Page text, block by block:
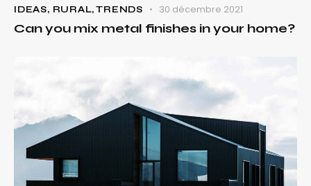
IDEAS, RURAL,TRENDS 30 décembre 2021
Can you mix metal finishes in your home?